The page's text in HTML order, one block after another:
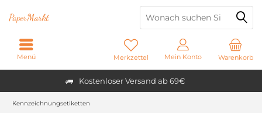
Kostenloser Versand ab 69€
PaperMarkt
Warenkorb
Merkzettel Mein Konto
Menü
Kennzeichnungsetiketten